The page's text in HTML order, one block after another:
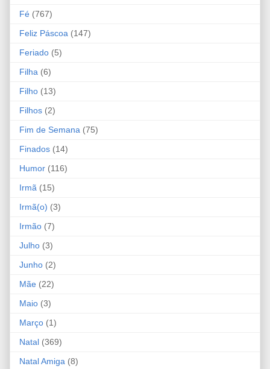
Fé (767)
Feliz Páscoa (147)
Feriado (5)
Filha (6)
Filho (13)
Filhos (2)
Fim de Semana (75)
Finados (14)
Humor (116)
Irmã (15)
Irmã(o) (3)
Irmão (7)
Julho (3)
Junho (2)
Mãe (22)
Maio (3)
Março (1)
Natal (369)
Natal Amiga (8)